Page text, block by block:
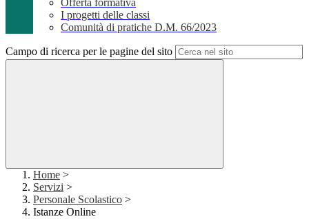
Offerta formativa
I progetti delle classi
Comunità di pratiche D.M. 66/2023
Campo di ricerca per le pagine del sito
Home >
Servizi >
Personale Scolastico >
Istanze Online